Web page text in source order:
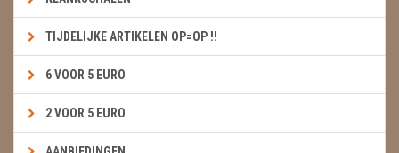
TIJDELIJKE ARTIKELEN OP=OP !!
6 VOOR 5 EURO
2 VOOR 5 EURO